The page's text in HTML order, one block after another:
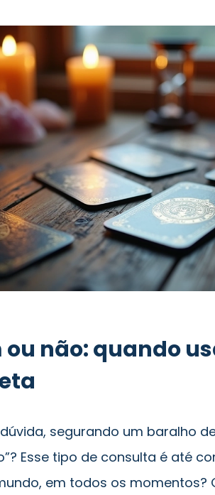
ou não: quando
segurando um baralho
Esse tipo de consulta é até
em todos os momentos?